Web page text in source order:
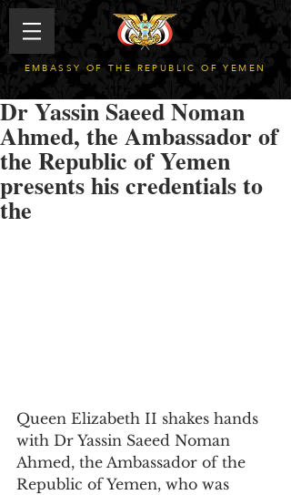
EMBASSY OF THE REPUBLIC OF YEMEN
Dr Yassin Saeed Noman
Ahmed, the Ambassador of
the Republic of Yemen
presents his credentials to
the
Queen Elizabeth II shakes hands
with Dr Yassin Saeed Noman
Ahmed, the Ambassador of the
Republic of Yemen, who was